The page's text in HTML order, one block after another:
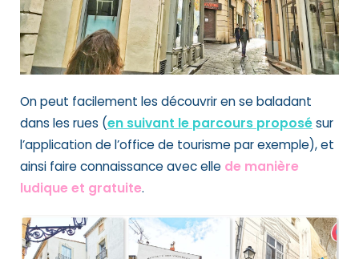
On peut facilement les découvrir en se baladant
dans les rues (en suivant le parcours proposésur
l’application de l’office de tourisme par exemple), et
ainsi faire connaissance avec elle de manière
ludique et gratuite.